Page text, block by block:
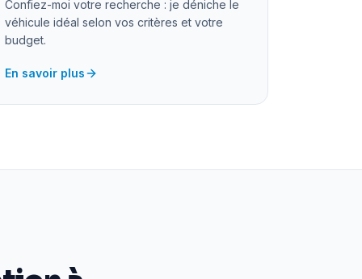
Confiez-moi votre recherche : je déniche le
véhicule idéal selon vos critères et votre
budget.
En savoir plus